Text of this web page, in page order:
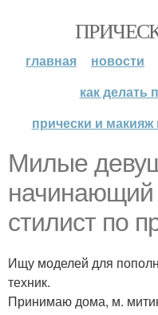
главная новости
как делать
прически и
Милые
начинающий
стилист по
Ищу моделей для
техник.
Принимаю дома, м.